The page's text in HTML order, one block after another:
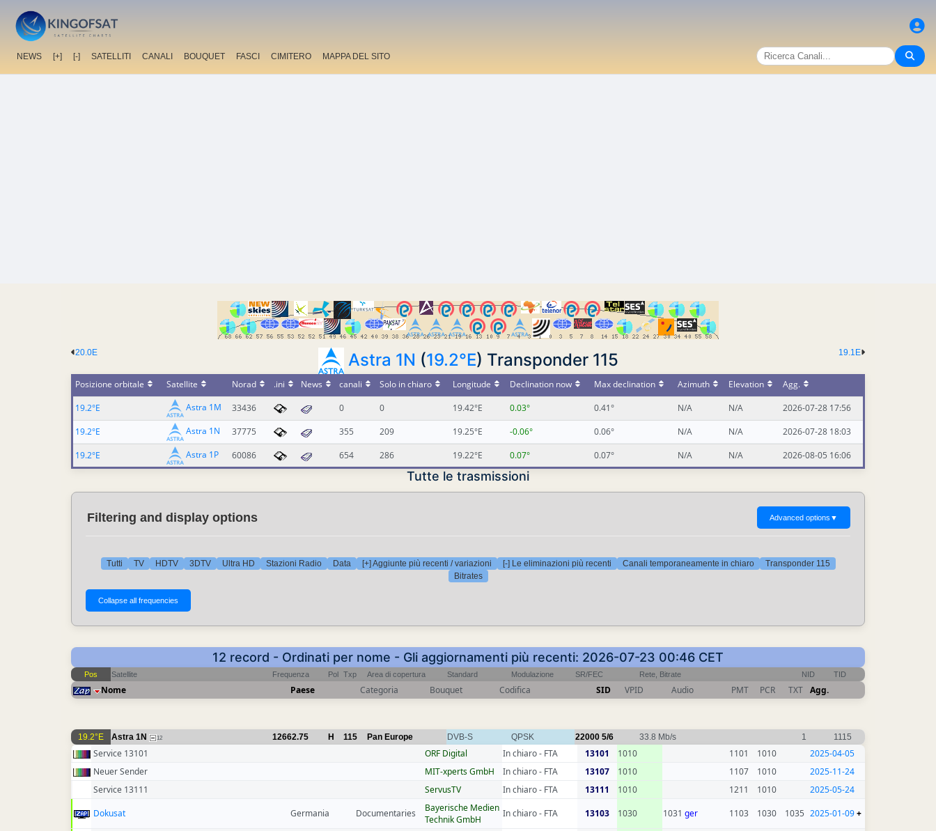
NEWS [+] [-] SATELLITI CANALI BOUQUET FASCI CIMITERO MAPPA DEL SITO
19.1E
20.0E Astra 1N (19.2°E) Transponder 115
Posizione orbitale Satellite Norad .ini News canali Solo in chiaro Longitude Declination now Max declination Azimuth Elevation
Agg.
19.2°E
Astra 1M 33436 0 0 19.42°E 0.03° 0.41° N/A N/A
2026-07-28 17:56
19.2°E
Astra 1N 37775 355 209 19.25°E -0.06° 0.06° N/A N/A
2026-07-28 18:03
19.2°E
Astra 1P 60086 654 286 19.22°E 0.07° 0.07° N/A N/A 2026-08-05 16:06
Tutte le trasmissioni
Filtering and display options Advanced options ▼
Tutti TV HDTV 3DTV Ultra HD Stazioni Radio Data [+] Aggiunte più recenti / variazioni [-] Le eliminazioni più recenti Canali temporaneamente in chiaro
Transponder 115
Bitrates
12 record - Ordinati per nome - Gli aggiornamenti più recenti: 2026-07-23 00:46 CET
Pos Satellite Frequenza Pol Txp Area di copertura Standard Modulazione SR/FEC Rete, Bitrate NID TID
Nome Paese Categoria Bouquet Codifica SID VPID Audio PMT PCR TXT Agg.
19.2°E Astra 1N 12 12662.75 H 115 Pan Europe DVB-S QPSK 22000 5/6 33.8 Mb/s 1 1115
Service 13101 ORF Digital In chiaro - FTA 13101 1010 1101 1010
2025-04-05
Neuer Sender
MIT-xperts GmbH In chiaro - FTA 13107 1010 1107 1010
2025-11-24
Service 13111
ServusTV In chiaro - FTA 13111 1010 1211 1010
2025-05-24
Dokusat
Germania Documentaries
Bayerische Medien
Technik GmbH
In chiaro - FTA 13103 1030 1031 ger 1103 1030 1035 2025-01-09+